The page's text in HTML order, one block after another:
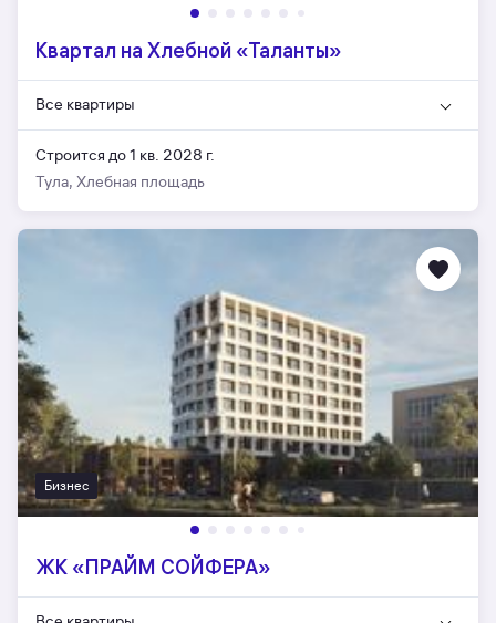
Квартал на Хлебной «Таланты»
Все квартиры
Строится до 1 кв. 2028 г.
Тула, Хлебная площадь
Бизнес
ЖК «ПРАЙМ СОЙФЕРА»